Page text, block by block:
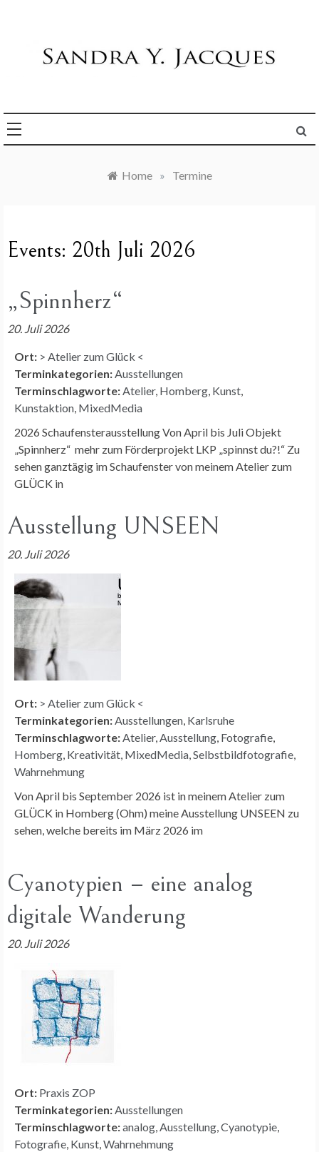
Home » Termine
Events: 20th Juli 2026
„Spinnherz“
20. Juli 2026
Ort: > Atelier zum Glück <
Terminkategorien: Ausstellungen
Terminschlagworte: Atelier, Homberg Kunst
Kunstaktion MixedMedia
2026 Schaufensterausstellung Von April bis Juli Objekt
„Spinnherz“ mehr zum Förderprojekt LKP „spinnst du?!“ Zu
sehen ganztägig im Schaufenster von meinem Atelier zum
GLÜCK in
Ausstellung UNSEEN
20. Juli 2026
Ort: > Atelier zum Glück <
Terminkategorien: Ausstellungen Karlsruhe
Terminschlagworte: Atelier, Ausstellung Fotografie
Homberg Kreativität MixedMedia Selbstbildfotografie
Wahrnehmung
Von April bis September 2026 ist in meinem Atelier zum
GLÜCK in Homberg (Ohm) meine Ausstellung UNSEEN zu
sehen, welche bereits im März 2026 im
Cyanotypien – eine analog
digitale Wanderung
20. Juli 2026
Ort: Praxis ZOP
Terminkategorien: Ausstellungen
Terminschlagworte:analog Ausstellung Cyanotypie
Fotografie Kunst Wahrnehmung